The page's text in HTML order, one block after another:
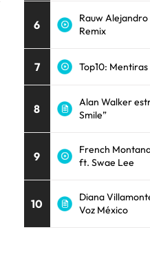
6
Rauw
Remix
7 Top10:
8
Alan Walker
Smile”
9
French
ft. Swae Lee
10
Diana
Voz México